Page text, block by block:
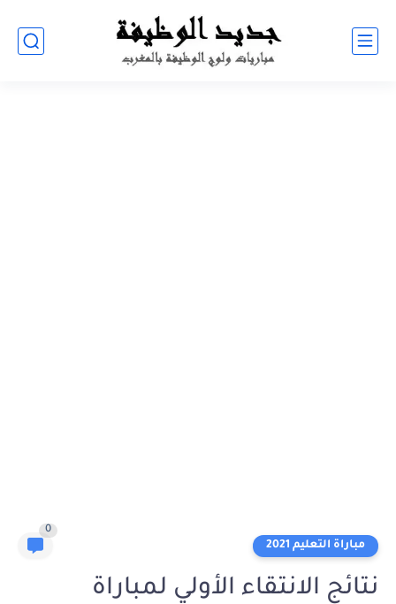
مباراة التعليم 2021
0
نتائج الانتقاء الأولي لمباراة